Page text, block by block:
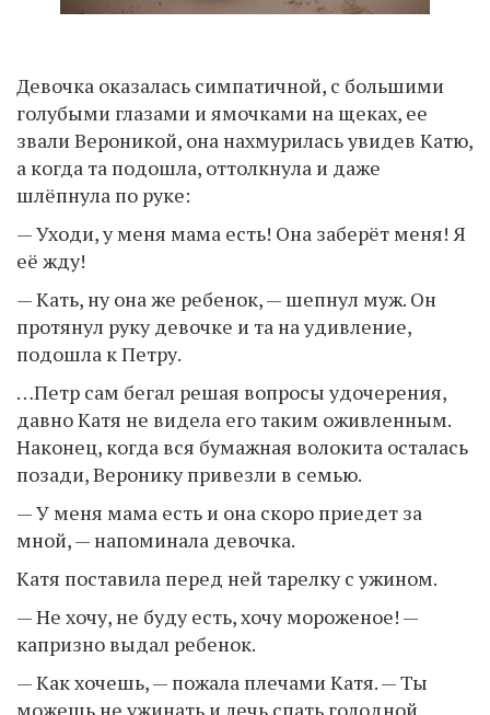
Девочка оказалась симпатичной, с большими
голубыми глазами и ямочками на щеках, ее
звали Вероникой, она нахмурилась увидев Катю,
а когда та подошла, оттолкнула и даже
шлёпнула по руке:
— Уходи, у меня мама есть! Она заберёт меня! Я
её жду!
— Кать, ну она же ребенок, — шепнул муж. Он
протянул руку девочке и та на удивление,
подошла к Петру.
…Петр сам бегал решая вопросы удочерения,
давно Катя не видела его таким оживленным.
Наконец, когда вся бумажная волокита осталась
позади, Веронику привезли в семью.
— У меня мама есть и она скоро приедет за
мной, — напоминала девочка.
Катя поставила перед ней тарелку с ужином.
— Не хочу, не буду есть, хочу мороженое! —
капризно выдал ребенок.
— Как хочешь, — пожала плечами Катя. — Ты
можешь не ужинать и лечь спать голодной.